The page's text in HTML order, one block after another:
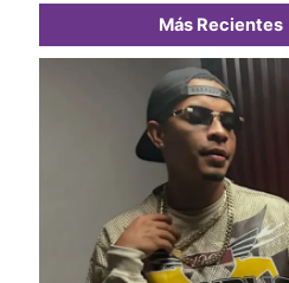
Más Recientes